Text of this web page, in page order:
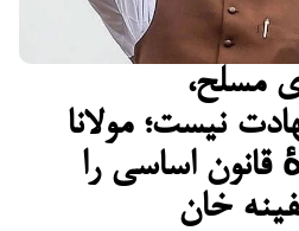
مسلح،
نیست؛ مولانا
قانون اساسی را
خان